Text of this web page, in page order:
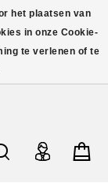
het plaatsen van
in onze Cookie-
te verlenen of te